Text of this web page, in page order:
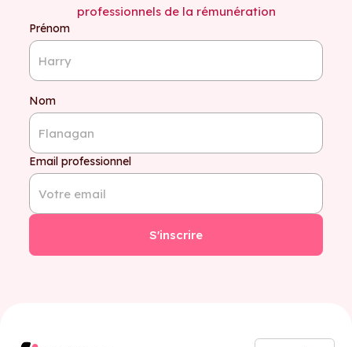
professionnels de la rémunération
Prénom
Nom
Email professionnel